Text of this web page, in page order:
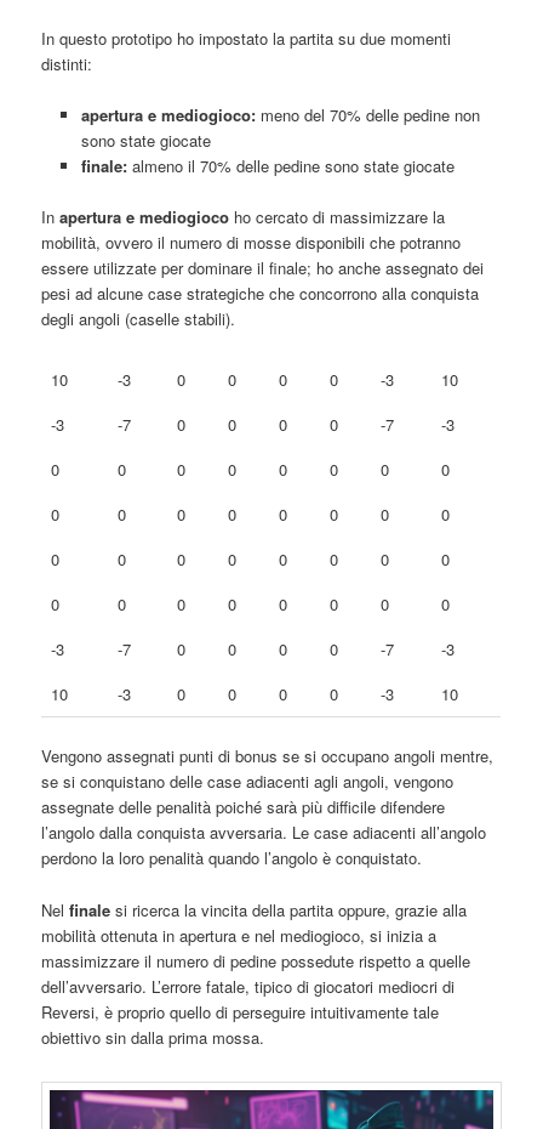
In questo prototipo ho impostato la partita su due momenti
distinti:
apertura e mediogioco:meno del 70% delle pedine non
sono state giocate
finale:almeno il 70% delle pedine sono state giocate
Inapertura e mediogioco ho cercato di massimizzare la
mobilità, ovvero il numero di mosse disponibili che potranno
essere utilizzate per dominare il finale; ho anche assegnato dei
pesi ad alcune case strategiche che concorrono alla conquista
degli angoli (caselle stabili).
10 -3 0 0 0 0 -3
10
-3
-7 0 0 0 0 -7
-3
0
0 0 0 0 0 0
0
0
0 0 0 0 0 0
0
0
0 0 0 0 0 0
0
0
0 0 0 0 0 0
0
-3
-7 0 0 0 0 -7
-3
10
-3 0 0 0 0 -3 10
Vengono assegnati punti di bonus se si occupano angoli mentre,
se si conquistano delle case adiacenti agli angoli, vengono
assegnate delle penalità poiché sarà più difficile difendere
l’angolo dalla conquista avversaria. Le case adiacenti all’angolo
perdono la loro penalità quando l’angolo è conquistato.
Nelfinale si ricerca la vincita della partita oppure, grazie alla
mobilità ottenuta in apertura e nel mediogioco, si inizia a
massimizzare il numero di pedine possedute rispetto a quelle
dell’avversario. L’errore fatale, tipico di giocatori mediocri di
Reversi, è proprio quello di perseguire intuitivamente tale
obiettivo sin dalla prima mossa.